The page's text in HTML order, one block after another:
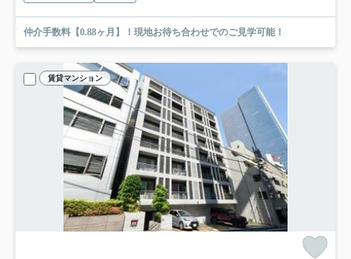
仲介手数料【0.88ヶ月】！現地お待ち合わせでのご見学可能！
賃貸マンション